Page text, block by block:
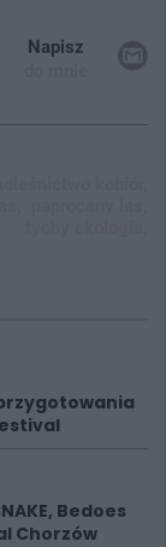
Napisz
Bedoes
Chorzów